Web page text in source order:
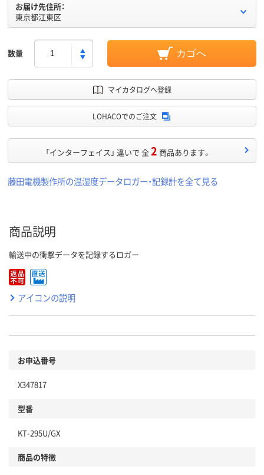
お届け先住所：
東京都江東区
数量 カゴへ
マイカタログへ登録
LOHACOでのご注文
「インターフェイス」 違いで 全2 商品あります。
藤田電機製作所の温湿度データロガー・記録計を全て見る
商品説明
輸送中の衝撃データを記録するロガー
アイコンの説明
お申込番号
X347817
型番
KT-295U/GX
商品の特徴